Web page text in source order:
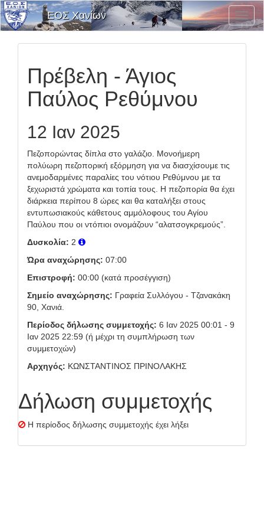
ΕΟΣ Χανίων
Πρέβελη - Άγιος
Παύλος Ρεθύμνου
12 Ιαν 2025
Πεζοπορώντας δίπλα στο γαλάζιο. Μονοήμερη
πολύωρη πεζοπορική εξόρμηση για να διασχίσουμε τις
ανεμοδαρμένες παραλίες του νότιου Ρεθύμνου με τα
ξεχωριστά χρώματα και τοπία τους. Η πεζοπορία θα έχει
διάρκεια περίπου 8 ώρες και θα καταλήξει στους
εντυπωσιακούς κάθετους αμμόλοφους του Αγίου
Παύλου που οι ντόπιοι ονομάζουν “αλατσογκρεμούς”.
Δυσκολία: 2
Ώρα αναχώρησης: 07:00
Επιστροφή: 00:00 (κατά προσέγγιση)
Σημείο αναχώρησης: Γραφεία Συλλόγου - Τζανακάκη
90, Χανιά.
Περίοδος δήλωσης συμμετοχής: 6 Ιαν 2025 00:01 - 9
Ιαν 2025 22:59 (ή μέχρι τη συμπλήρωση των
συμμετοχών)
Αρχηγός: ΚΩΝΣΤΑΝΤΙΝΟΣ ΠΡΙΝΟΛΑΚΗΣ
Δήλωση συμμετοχής
Η περίοδος δήλωσης συμμετοχής έχει λήξει